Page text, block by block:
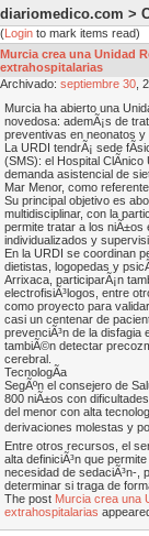
diariomedico.com >
(Login to mark items read)
Murcia crea una Unidad
extrahospitalarias
Archivado: septiembre 30 ,
Murcia ha abierto una
novedosa: ademÃ¡s de
preventivas en neonatos y
La URDI tendrÃ¡ sede
(SMS): el Hospital
demanda asistencial de
Mar Menor, como
Su principal objetivo es
multidisciplinar, con la
permite tratar a los niÃ±os
individualizados y
En la URDI se coordinan
dietistas, logopedas y
Arrixaca, participarÃ¡n
electrofisiÃ³logos, entre
como proyecto para
casi un centenar de
prevenciÃ³n de la disfagia
tambiÃ©n detectar
cerebral.
TecnologÃ­a
SegÃºn el consejero de
800 niÃ±os con
del menor con alta
derivaciones molestas y
Entre otros recursos, el
alta definiciÃ³n que
necesidad de sedaciÃ³n-,
determinar si traga de
The post Murcia crea una
extrahospitalarias